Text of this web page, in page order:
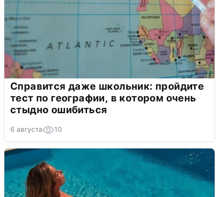
Справится даже школьник: пройдите
тест по географии, в котором очень
стыдно ошибиться
6 августа 10